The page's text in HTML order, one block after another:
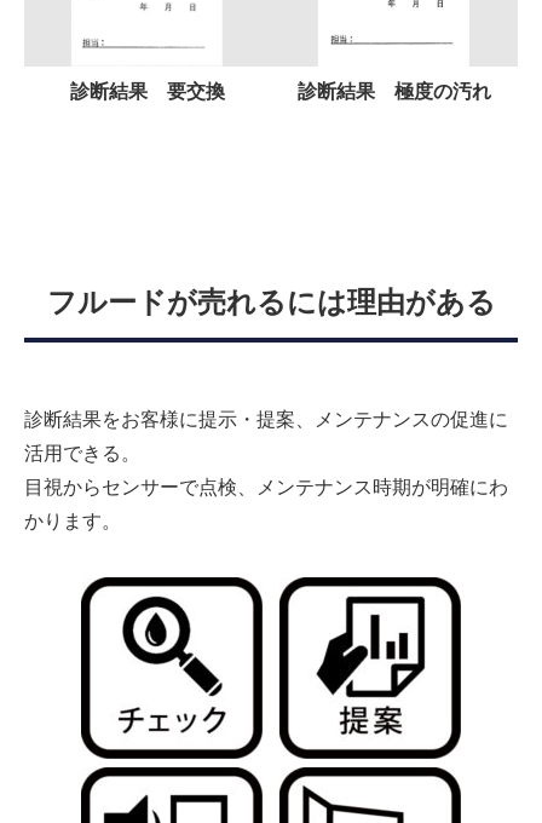
診断結果 要交換 診断結果 極度の汚れ
フルードが売れるには理由がある
診断結果をお客様に提示・提案、メンテナンスの促進に
活用できる。
目視からセンサーで点検、メンテナンス時期が明確にわ
かります。